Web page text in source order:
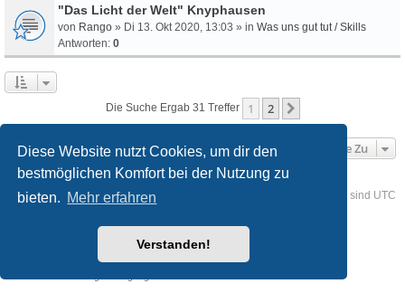
Diese Website nutzt Cookies, um dir den
bestmöglichen Komfort bei der Nutzung zu
bieten. Mehr erfahren
Verstanden!
"Das Licht der Welt" Knyphausen
von Rango » Di 13. Okt 2020, 13:03 » in Was uns gut tut / Skills
Antworten: 0
Die Suche Ergab 31 Treffer 1 2
Gehe Zu
Foren-Übersicht Kontakt Alle Zeiten sind UTC
® Forum Software © phpBB Limited
phpBB.de
created by INVENTEA & v12mike